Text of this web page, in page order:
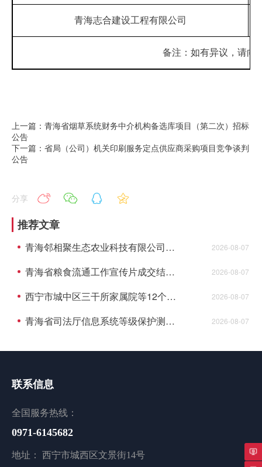
青海志合建设工程有限公司
备注：如有异议，请向
上一篇：青海省烟草系统财务中介机构备选库项目（第二次）招标
公告
下一篇：省局（公司）机关印刷服务定点供应商采购项目竞争谈判
公告
分享
推荐文章
青海邻相聚生态农业科技有限公司供应链集散中心建设项目资格预审公告(代招标公告) 2026-08-07
青海省粮食流通工作宣传片成交结果公告 2026-08-07
西宁市城中区三干所家属院等12个老旧小 区配套基础设施建设项目监理成交结果公告 2026-08-07
青海省司法厅信息系统等级保护测评项目成交结果公告 2026-08-07
联系信息
全国服务热线：
0971-6145682
地址： 西宁市城西区文景街14号